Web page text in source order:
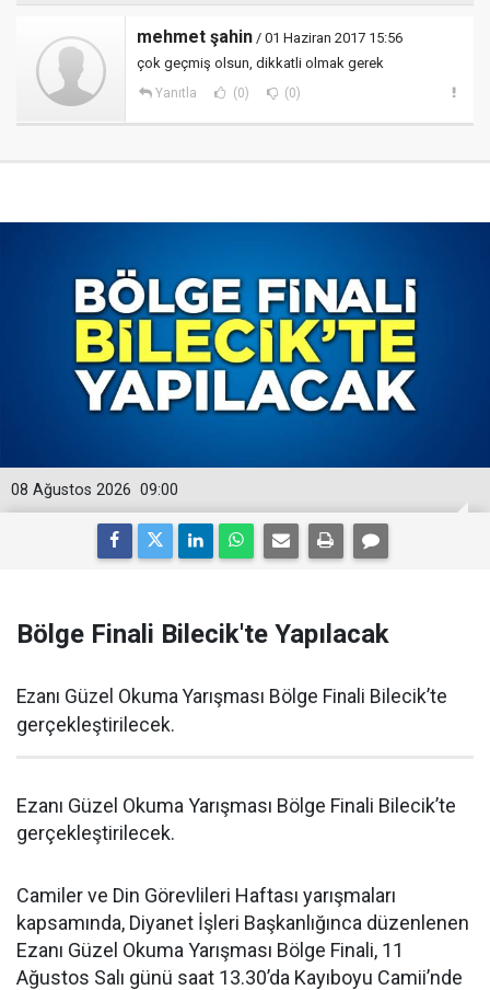
mehmet şahin / 01 Haziran 2017 15:56
çok geçmiş olsun, dikkatli olmak gerek
Yanıtla (0) (0)
09:00
08 Ağustos 2026
Bölge Finali Bilecik'te Yapılacak
Ezanı Güzel Okuma Yarışması Bölge Finali Bilecik’te
gerçekleştirilecek.
Ezanı Güzel Okuma Yarışması Bölge Finali Bilecik’te
gerçekleştirilecek.
Camiler ve Din Görevlileri Haftası yarışmaları
kapsamında, Diyanet İşleri Başkanlığınca düzenlenen
Ezanı Güzel Okuma Yarışması Bölge Finali, 11
Ağustos Salı günü saat 13.30’da Kayıboyu Camii’nde